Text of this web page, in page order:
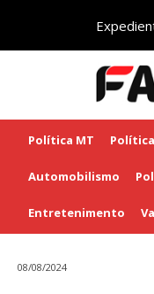
Política MT
Automobilismo
Entretenimento
08/08/2024